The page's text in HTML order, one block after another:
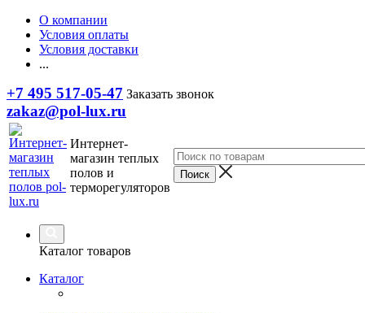
О компании
Условия оплаты
Условия доставки
...
+7 495 517-05-47 Заказать звонок
zakaz@pol-lux.ru
Интернет-
магазин теплых
полов и
терморегуляторов
Каталог товаров
Каталог